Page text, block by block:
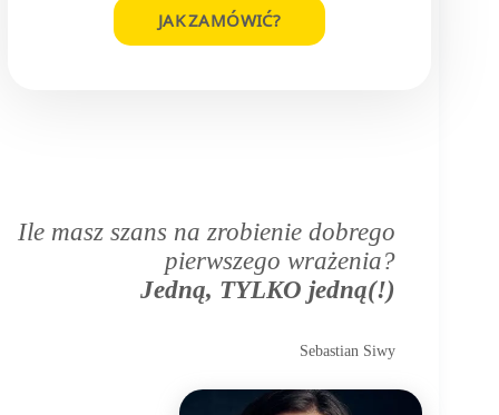
JAK ZAMÓWIĆ?
Ile masz szans na zrobienie dobrego
pierwszego wrażenia?
Jedną, TYLKO jedną(!)
Sebastian Siwy